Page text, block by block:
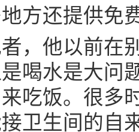
方还提供免
，他以前在
喝水是大问
吃饭。很多
卫生间的自